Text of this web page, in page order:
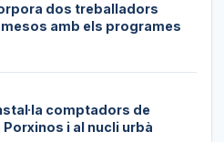
dos treballadors
amb els programes
comptadors de
i al nucli urbà